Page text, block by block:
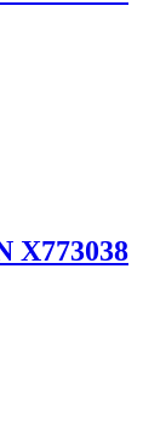
X773038